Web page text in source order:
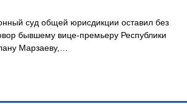
суд общей юрисдикции оставил без
бывшему вице-премьеру Республики
Марзаеву,…